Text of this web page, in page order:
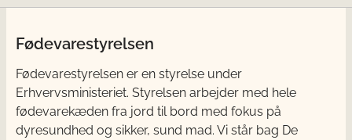
Fødevarestyrelsen
Fødevarestyrelsen er en styrelse under
Erhvervsministeriet. Styrelsen arbejder med hele
fødevarekæden fra jord til bord med fokus på
dyresundhed og sikker, sund mad. Vi står bag De